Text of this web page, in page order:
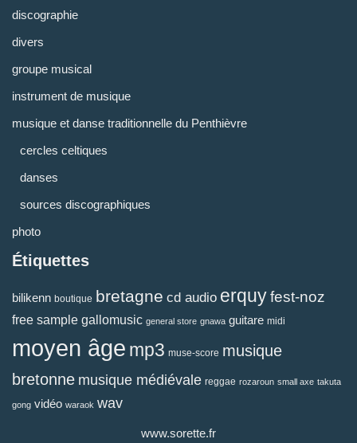
discographie
divers
groupe musical
instrument de musique
musique et danse traditionnelle du Penthièvre
cercles celtiques
danses
sources discographiques
photo
Étiquettes
bilikenn boutique bretagne cd audio erquyfest-noz
free sample gallomusic general store gnawa guitare midi
moyen âge mp3 muse-score musique
bretonne musique médiévale reggae rozaroun small axe takuta
gong vidéo waraok wav
www.sorette.fr